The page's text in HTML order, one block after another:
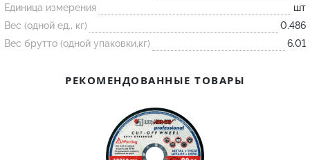
Лодочка
Контакт
Желоб
Единица измерения
шт
Вес (одной ед., кг)
0.486
Вес брутто (одной упаковки,кг)
6.01
РЕКОМЕНДОВАННЫЕ ТОВАРЫ